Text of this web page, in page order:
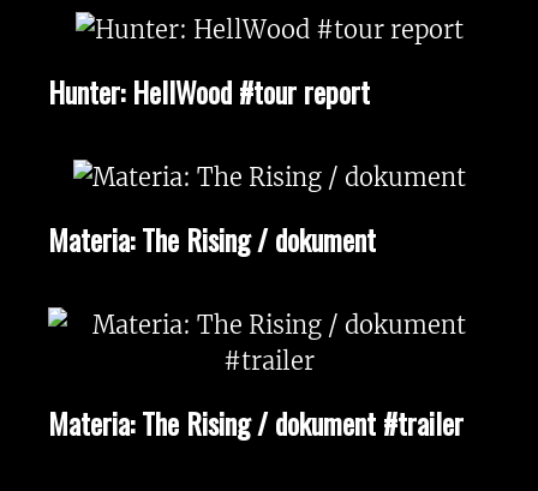
Hunter: HellWood #tour report
Materia: The Rising / dokument
Materia: The Rising / dokument #trailer